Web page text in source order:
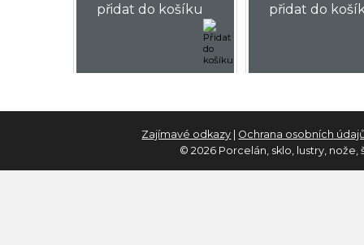
přidat do košíku přidat do
Zajímavé odkazy | Ochrana osobních
© 2026 Porcelán, sklo, lustry,